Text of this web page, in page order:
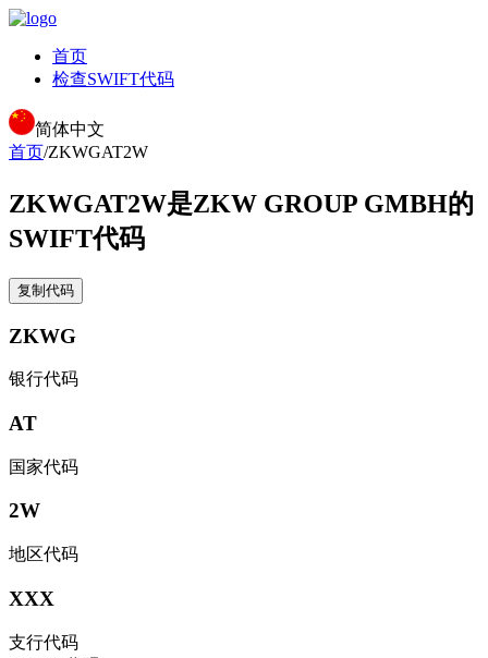
首页
检查SWIFT代码
简体中文
首页/ZKWGAT2W
ZKWGAT2W是ZKW GROUP GMBH的
SWIFT代码
复制代码
ZKWG
银行代码
AT
国家代码
2W
地区代码
XXX
支行代码